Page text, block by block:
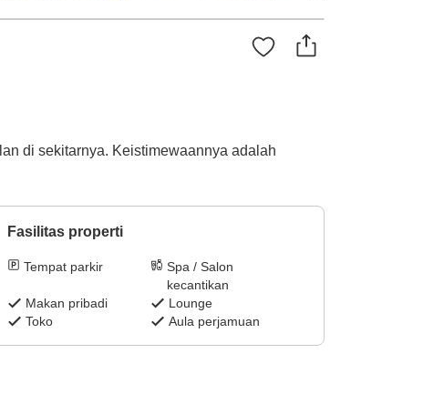
di sekitarnya. Keistimewaannya adalah
Fasilitas properti
Tempat parkir
Spa / Salon
kecantikan
Makan pribadi
Lounge
Toko
Aula perjamuan